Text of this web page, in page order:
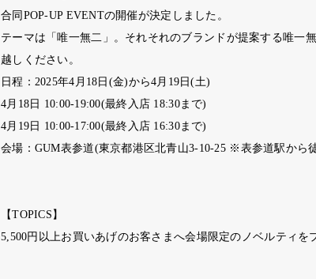
合同 POP-UP EVENTの開催が決定しました。
テーマは「唯一無二」。それそれのブランドが提案する唯一
越しください。
日程： 2025年4 月 18 日 (金)から4月 19 日(土)
4月 18 日 10:00-19:00(最終入店 18:30まで)
4月 19 日 10:00-17:00(最終入店 16:30まで)
会場： GUM表参道(東京都港区北青山3-10-25 ※ 表参道駅から
【TOPICS 】
5,500円以上お買いあげのお客さまへ会場限定のノベルティを